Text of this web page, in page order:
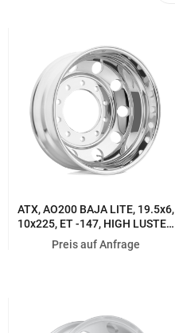
ATX, AO200 BAJA LITE, 19.5x6,
10x225, ET -147, HIGH LUSTER
POLISHED
Preis auf Anfrage